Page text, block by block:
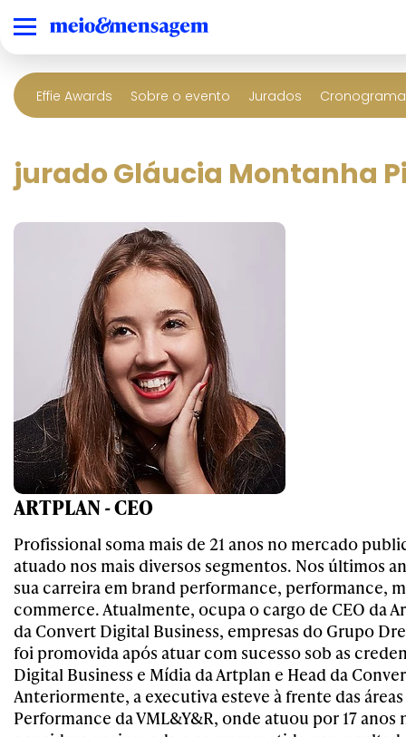
Effie Awards Sobre o evento Jurados
jurado Gláucia Montanha
ARTPLAN - CEO
Profissional soma mais de 21 anos no mercado
atuado nos mais diversos segmentos. Nos últimos
sua carreira em brand performance, performance,
commerce. Atualmente, ocupa o cargo de CEO da
da Convert Digital Business, empresas do Grupo
foi promovida após atuar com sucesso sob as
Digital Business e Mídia da Artplan e Head da
Anteriormente, a executiva esteve à frente das
Performance da VML&Y&R, onde atuou por 17 anos